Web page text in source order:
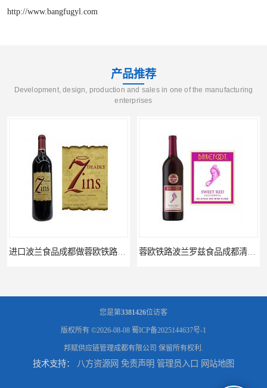
http://www.bangfugyl.com
产品推荐
Development, design, production and sales in one of the manufacturing
enterprises
您是第3381426位访客
版权所有 ©2026-08-08 蜀ICP备2025144637号-1
邦赋供应链管理成都有限公司 保留所有权利.
技术支持： 八方资源网 免责声明 管理员入口 网站地图